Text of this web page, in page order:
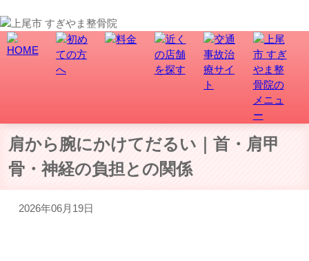
肩から腕にかけてだるい｜首・肩甲
骨・神経の負担との関係
2026年06月19日